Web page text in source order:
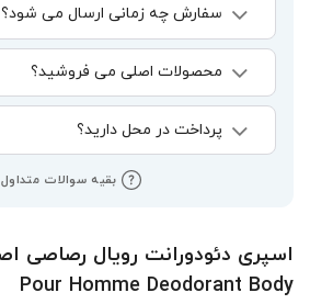
Pour Homme Deodorant Body
سفارش چه زمانی ارسال می شود؟
محصولات اصلی می فروشید؟
پرداخت در محل دارید؟
بقیه سوالات متداول